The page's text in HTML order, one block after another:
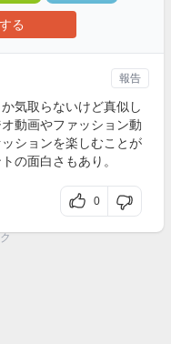
る
気取らないけど真似し
動画やファッション動
ションを楽しむことが
の面白さもあり。
0
報告